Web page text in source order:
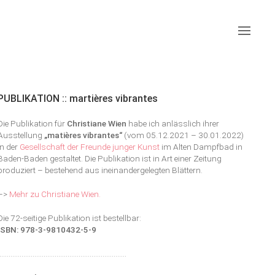
:: martières vibrantes
Publikation für Christiane Wien habe ich anlässlich ihrer
„matières vibrantes“ (vom 05.12.2021 – 30.01.2022)
der Gesellschaft der Freunde junger Kunst im Alten Dampfbad in
Baden gestaltet. Die Publikation ist in Art einer Zeitung
– bestehend aus ineinandergelegten Blättern.
Mehr zu Christiane Wien.
72-seitige Publikation ist bestellbar:
978-3-9810432-5-9